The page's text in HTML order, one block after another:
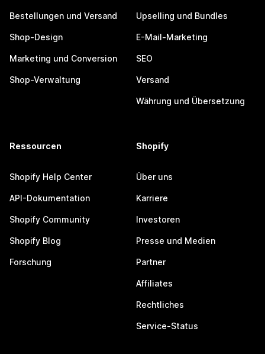
Bestellungen und Versand
Shop-Design
Marketing und Conversion
Shop-Verwaltung
Upselling und Bundles
E-Mail-Marketing
SEO
Versand
Währung und Übersetzung
Ressourcen
Shopify Help Center
API-Dokumentation
Shopify Community
Shopify Blog
Forschung
Shopify
Über uns
Karriere
Investoren
Presse und Medien
Partner
Affiliates
Rechtliches
Service-Status